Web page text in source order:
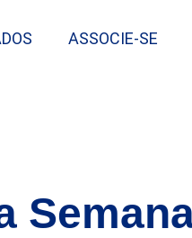
ASSOCIE-SE